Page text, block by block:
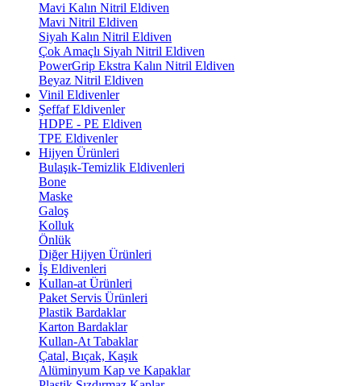
Mavi Kalın Nitril Eldiven
Mavi Nitril Eldiven
Siyah Kalın Nitril Eldiven
Çok Amaçlı Siyah Nitril Eldiven
PowerGrip Ekstra Kalın Nitril Eldiven
Beyaz Nitril Eldiven
Vinil Eldivenler
Şeffaf Eldivenler
HDPE - PE Eldiven
TPE Eldivenler
Hijyen Ürünleri
Bulaşık-Temizlik Eldivenleri
Bone
Maske
Galoş
Kolluk
Önlük
Diğer Hijyen Ürünleri
İş Eldivenleri
Kullan-at Ürünleri
Paket Servis Ürünleri
Plastik Bardaklar
Karton Bardaklar
Kullan-At Tabaklar
Çatal, Bıçak, Kaşık
Alüminyum Kap ve Kapaklar